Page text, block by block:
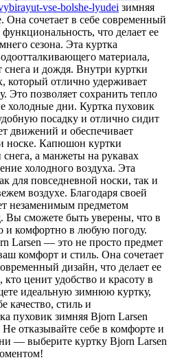
vse-bolshe-lyudei зимняя
сочетает в себе современный
что делает ее
сезона. Эта куртка
материала,
снега и дождя. Внутри куртки
который отлично удерживает
Это позволяет сохранить тепло
холодные дни. Куртка пуховик
посадку и отлично сидит
движений и обеспечивает
носке. Капюшон куртки
а манжеты на рукавах
холодного воздуха. Эта
для повседневной носки, так и
воздухе. Благодаря своей
незаменимым предметом
Вы сможете быть уверены, что в
и комфортно в любую погоду.
Larsen — это не просто предмет
комфорт и стиль. Она сочетает
дизайн, что делает ее
ценит удобство и красоту в
идеальную зимнюю куртку,
качество, стиль и
пуховик зимняя Bjorn Larsen
отказывайте себе в комфорте и
— выберите куртку Bjorn Larsen